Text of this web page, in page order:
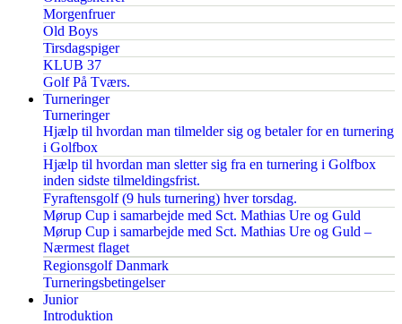
Morgenfruer
Old Boys
Tirsdagspiger
KLUB 37
Golf På Tværs.
Turneringer
Turneringer
Hjælp til hvordan man tilmelder sig og betaler for en turnering
i Golfbox
Hjælp til hvordan man sletter sig fra en turnering i Golfbox
inden sidste tilmeldingsfrist.
Fyraftensgolf (9 huls turnering) hver torsdag.
Mørup Cup i samarbejde med Sct. Mathias Ure og Guld
Mørup Cup i samarbejde med Sct. Mathias Ure og Guld –
Nærmest flaget
Regionsgolf Danmark
Turneringsbetingelser
Junior
Introduktion